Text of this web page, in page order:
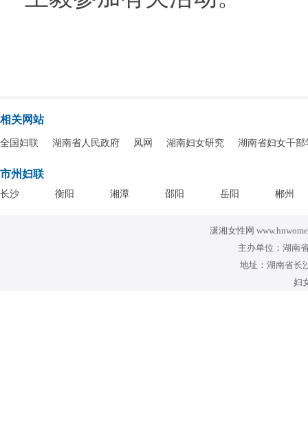
相关网站
全国妇联 湖南省人民政府 凤网 湖南妇女研究 湖南省妇女干部
市州妇联
长沙 衡阳 湘潭 邵阳 岳阳 郴州
潇湘女性网
主办单位：湖南
地址：湖南省长
妇